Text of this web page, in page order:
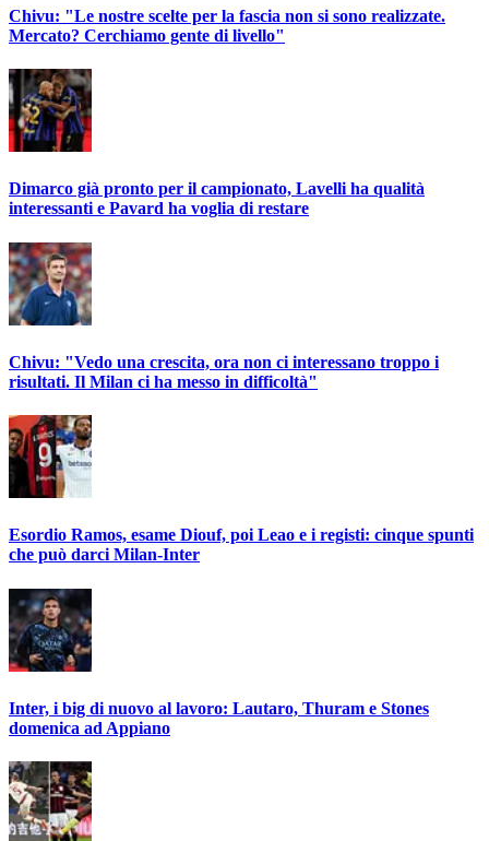
Chivu: "Le nostre scelte per la fascia non si sono realizzate.
Mercato? Cerchiamo gente di livello"
Dimarco già pronto per il campionato, Lavelli ha qualità
interessanti e Pavard ha voglia di restare
Chivu: "Vedo una crescita, ora non ci interessano troppo i
risultati. Il Milan ci ha messo in difficoltà"
Esordio Ramos, esame Diouf, poi Leao e i registi: cinque spunti
che può darci Milan-Inter
Inter, i big di nuovo al lavoro: Lautaro, Thuram e Stones
domenica ad Appiano